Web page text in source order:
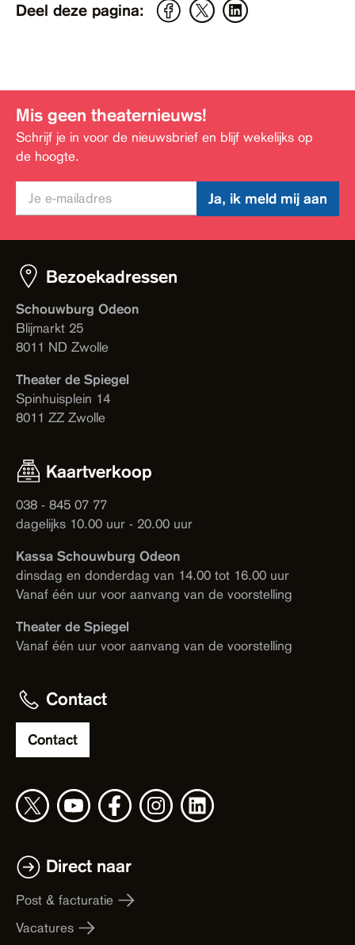
Deel deze pagina:
Mis geen theaternieuws!
Schrijf je in voor de nieuwsbrief en blijf wekelijks op
de hoogte.
Ja, ik meld mij aan
Bezoekadressen
Schouwburg Odeon
Blijmarkt 25
8011 ND Zwolle
Theater de Spiegel
Spinhuisplein 14
8011 ZZ Zwolle
Kaartverkoop
038 - 845 07 77
dagelijks 10.00 uur - 20.00 uur
Kassa Schouwburg Odeon
dinsdag en donderdag van 14.00 tot 16.00 uur
Vanaf één uur voor aanvang van de voorstelling
Theater de Spiegel
Vanaf één uur voor aanvang van de voorstelling
Contact
Contact
Direct naar
Post & facturatie
Vacatures